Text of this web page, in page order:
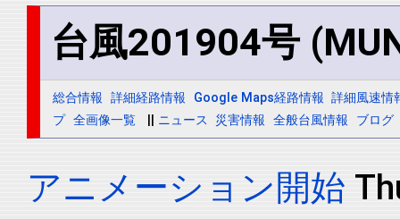
台風201904号
総合情報 詳細経路情報 Google Maps経路情報 詳細風速情
プ 全画像一覧 ニュース 災害情報 全般台風情報 ブログ
アニメーション開始